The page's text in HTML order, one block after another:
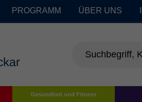
PROGRAMM ÜBER UNS
Gesundheit und Fitness